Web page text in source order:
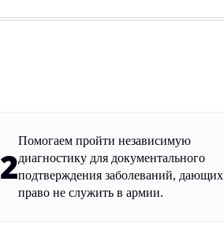
2
Помогаем пройти независимую
диагностику для документального
подтверждения заболеваний, дающих
право не служить в армии.